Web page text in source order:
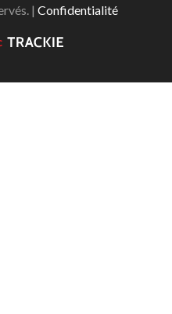
| Confidentialité